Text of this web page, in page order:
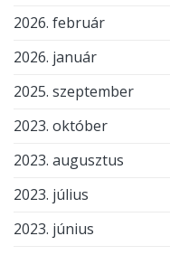
2026. február
2026. január
2025. szeptember
2023. október
2023. augusztus
2023. július
2023. június